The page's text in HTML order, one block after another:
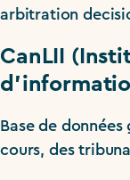
arbitration
CanLII
Base de
cours, des